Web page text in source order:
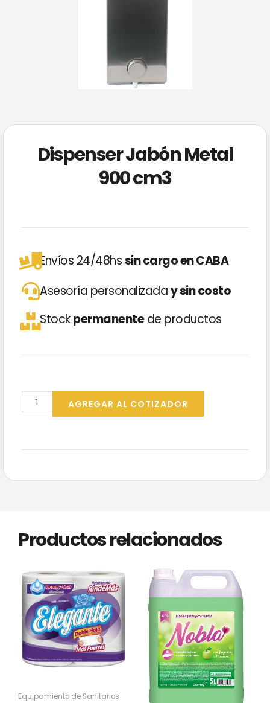
Dispenser Jabón Metal
900 cm3
Envíos 24/48hssin cargo en CABA
Asesoría personalizaday sin costo
Stockpermanentede productos
Jabón
Metal
cantidad
AGREGAR AL COTIZADOR
Productos relacionados
Equipamiento de Sanitarios